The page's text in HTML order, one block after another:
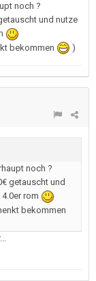
noch ?
und nutze
bekommen
)
noch ?
getauscht und
rom
bekommen